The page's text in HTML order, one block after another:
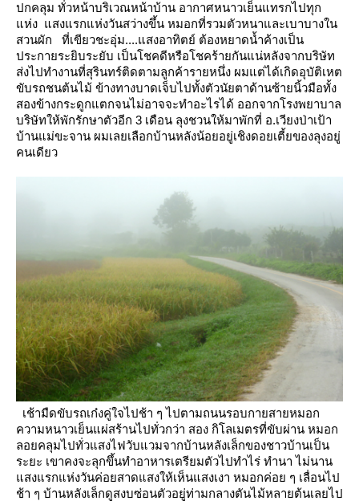
ปกคลุม ทั่วหน้าบริเวณหน้าบ้าน อากาศหนาวเย็นแทรกไปทุก
ห่ง แสงแรกแห่งวันสว่างขึ้น หมอกที่รวมตัวหนาและเบาบางใน
สวนผัก
ที่เขียวชะอุ่ม....แสงอาทิตย์ ต้องหยาดน้ำค้างเป็น
ประกายระยิบระยับ เป็นโชคดีหรือโชคร้ายกันแน่หลังจากบริษัท
ส่งไปทำงานที่สุรินทร์ติดตามลูกค้ารายหนึ่ง ผมแต่ได้เกิดอุบัติเหต
ขับรถชนต้นไม้ ข้างทางบาดเจ็บไปทั้งตัวนัยตาด้านซ้ายนิ้วมือทั้ง
สองข้างกระดูกแตกจนไม่อาจจะทำอะไรได้ ออกจากโรงพยาบาล
บริษัทให้พักรักษาตัวอีก 3 เดือน ลุงชวนให้มาพักที่ อ.เวียงป่าเป้า
บ้านแม่ขะจาน ผมเลยเลือกบ้านหลังน้อยอยู่เชิงดอยเตี้ยของลุงอยู่
คนเดียว
เช้ามืดขับรถเก๋งคู่ใจไปช้า ๆ ไปตามถนนรอบกายสายหมอก
ความหนาวเย็นแผ่สร้านไปทั่วกว่า สอง กิโลเมตรที่ขับผ่าน หมอก
ลอยคลุมไปทั่วแสงไฟวับแวมจากบ้านหลังเล็กของชาวบ้านเป็น
ระยะ เขาคงจะลุกขึ้นทำอาหารเตรียมตัวไปทำไร่ ทำนา ไม่นาน
สงแรกแห่งวันค่อยสาดแสงให้เห็นแสงเงา หมอกค่อย ๆ เลื่อนไป
ช้า ๆ บ้านหลังเล็กดูสงบซ่อนตัวอยู่ท่ามกลางตันไม้หลายต้นเลยไป